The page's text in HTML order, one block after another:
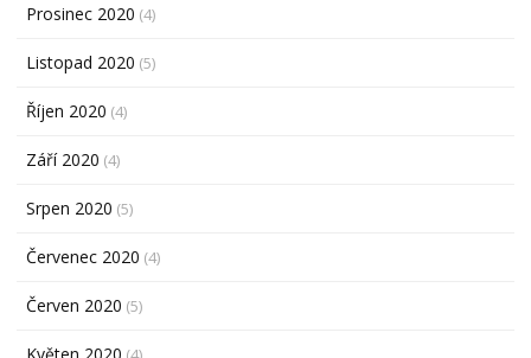
Prosinec 2020 (4)
Listopad 2020 (5)
Říjen 2020 (4)
Září 2020 (4)
Srpen 2020 (5)
Červenec 2020 (4)
Červen 2020 (5)
Květen 2020